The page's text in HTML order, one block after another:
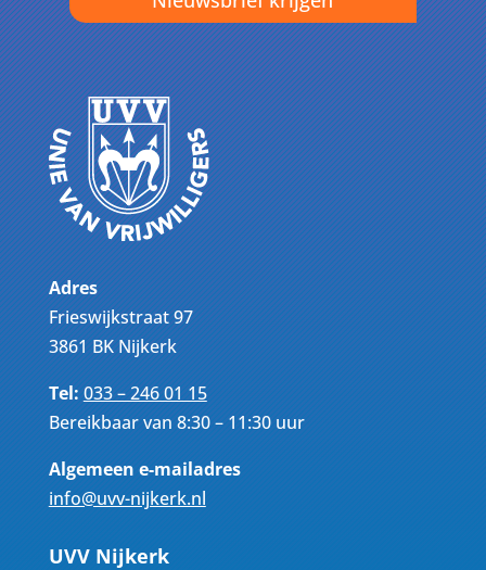
Adres
Frieswijkstraat 97
3861 BK Nijkerk
Tel:033 – 246 01 15
Bereikbaar van 8:30 – 11:30 uur
Algemeen e-mailadres
info@uvv-nijkerk.nl
UVV Nijkerk